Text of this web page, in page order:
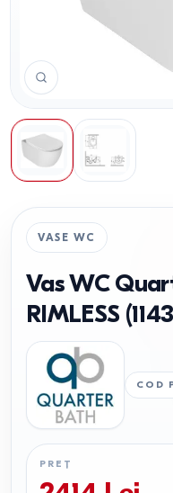
VASE WC
Vas WC
RIMLESS
COD
PREȚ